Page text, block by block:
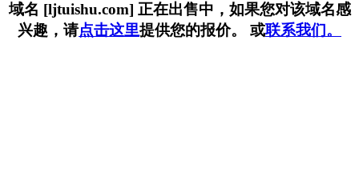
域名 [ljtuishu.com] 正在出售中，如果您对该域名感
兴趣，请点击这里提供您的报价。 或联系我们。